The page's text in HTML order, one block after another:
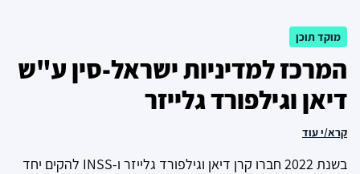
מוקד תוכן
המרכז למדיניות ישראל-סין ע"ש
דיאן וגילפורד גלייזר
קרא/י עוד
בשנת 2022 חברו קרן דיאן וגילפורד גלייזר ו-INSS להקים יחד